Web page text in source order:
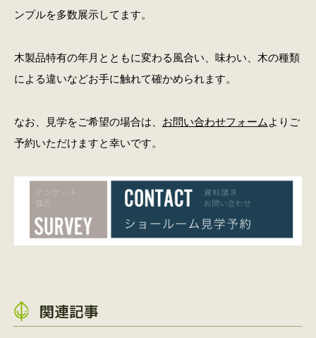
ンプルを多数展示してます。
木製品特有の年月とともに変わる風合い、味わい、木の種類
による違いなどお手に触れて確かめられます。
なお、見学をご希望の場合は、 お問い合わせフォームよりご
予約いただけますと幸いです。
関連記事